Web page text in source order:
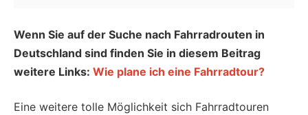
Wenn Sie auf der Suche nach Fahrradrouten in
Deutschland sind finden Sie in diesem Beitrag
weitere Links: Wie plane ich eine Fahrradtour?
Eine weitere tolle Möglichkeit sich Fahrradtouren